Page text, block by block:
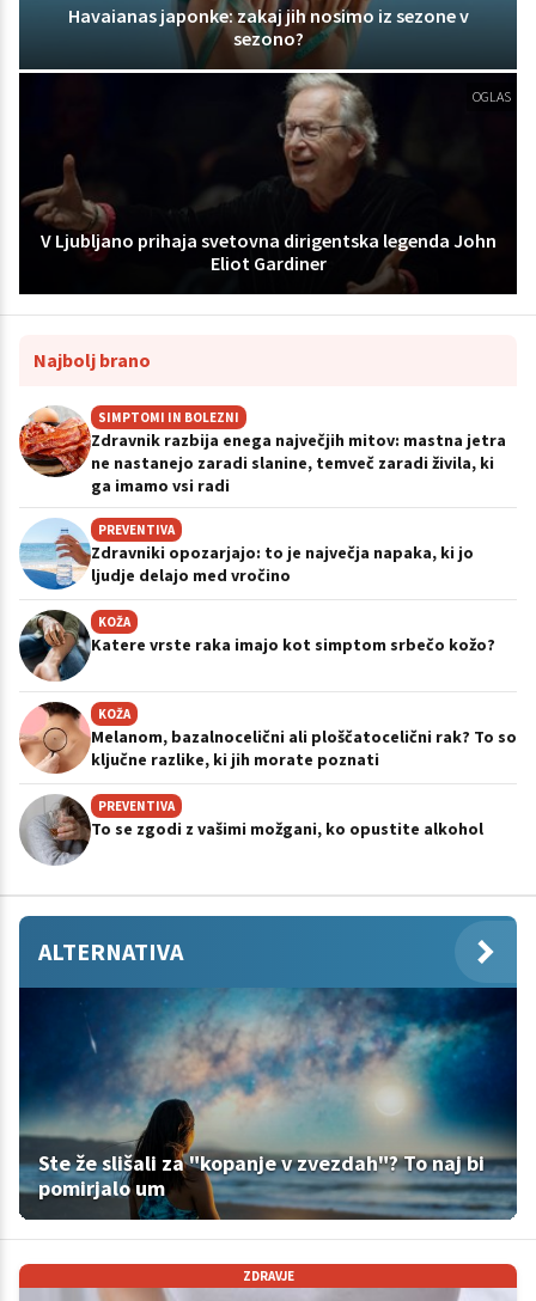
Havaianas japonke: zakaj jih nosimo iz sezone v
sezono?
OGLAS
V Ljubljano prihaja svetovna dirigentska legenda John
Eliot Gardiner
Najbolj brano
SIMPTOMI IN BOLEZNI
Zdravnik razbija enega največjih mitov: mastna jetra
ne nastanejo zaradi slanine, temveč zaradi živila, ki
ga imamo vsi radi
PREVENTIVA
Zdravniki opozarjajo: to je največja napaka, ki jo
ljudje delajo med vročino
KOŽA
Katere vrste raka imajo kot simptom srbečo kožo?
KOŽA
Melanom, bazalnocelični ali ploščatocelični rak? To so
ključne razlike, ki jih morate poznati
PREVENTIVA
To se zgodi z vašimi možgani, ko opustite alkohol
ALTERNATIVA
Ste že slišali za "kopanje v zvezdah"? To naj bi
pomirjalo um
ZDRAVJE